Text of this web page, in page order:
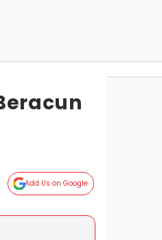
Add Us on Google